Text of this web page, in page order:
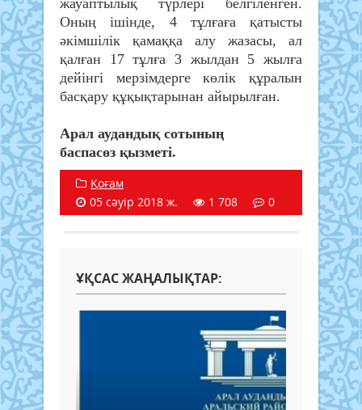
жауаптылық түрлері белгіленген.
Оның ішінде, 4 тұлғаға қатысты
әкімшілік қамаққа алу жазасы, ал
қалған 17 тұлға 3 жылдан 5 жылға
дейінгі мерзімдерге көлік құралын
басқару құқықтарынан айырылған.
Арал аудандық сотының
баспасөз қызметі.
Қоғам
05 сәуір 2018 ж.
1 708 0
ҰҚСАС ЖАҢАЛЫҚТАР: